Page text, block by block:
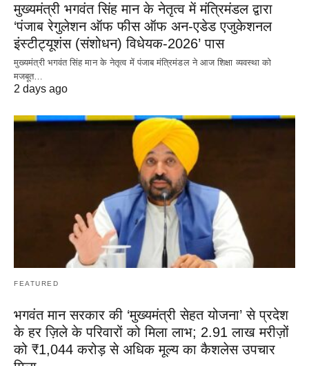
मुख्यमंत्री भगवंत सिंह मान के नेतृत्व में मंत्रिमंडल द्वारा
‘पंजाब रेगुलेशन ऑफ फीस ऑफ अन-एडेड एजुकेशनल
इंस्टीट्यूशंस (संशोधन) विधेयक-2026’ पास
मुख्यमंत्री भगवंत सिंह मान के नेतृत्व में पंजाब मंत्रिमंडल ने आज शिक्षा व्यवस्था को
मजबूत…
2 days ago
FEATURED
भगवंत मान सरकार की ‘मुख्यमंत्री सेहत योजना’ से प्रदेश
के हर ज़िले के परिवारों को मिला लाभ; 2.91 लाख मरीज़ों
को ₹1,044 करोड़ से अधिक मूल्य का कैशलेस उपचार